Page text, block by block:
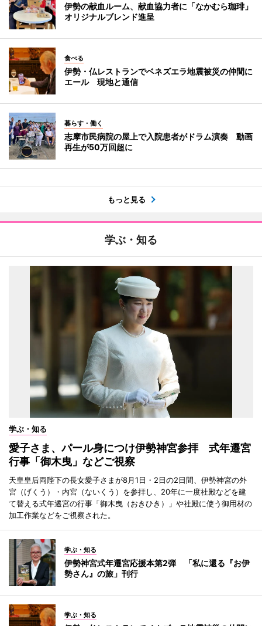
伊勢の献血ルーム、献血協力者に「なかむら珈琲」
オリジナルブレンド進呈
食べる
伊勢・仏レストランでベネズエラ地震被災の仲間に
エール 現地と通信
暮らす・働く
志摩市民病院の屋上で入院患者がドラム演奏 動画
再生が50万回超に
もっと見る
学ぶ・知る
学ぶ・知る
愛子さま、パール身につけ伊勢神宮参拝 式年遷宮
行事「御木曳」などご視察
天皇皇后両陛下の長女愛子さまが8月1日・2日の2日間、伊勢神宮の外
宮（げくう）・内宮（ないくう）を参拝し、20年に一度社殿などを建
て替える式年遷宮の行事「御木曳（おきひき）」や社殿に使う御用材の
加工作業などをご視察された。
学ぶ・知る
伊勢神宮式年遷宮応援本第2弾 「私に還る『お伊
勢さん』の旅」刊行
学ぶ・知る